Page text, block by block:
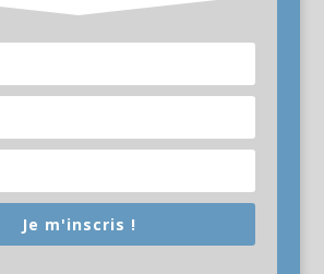
Je m'inscris !